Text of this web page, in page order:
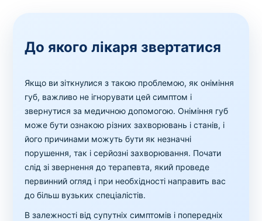
До якого лікаря звертатися
Якщо ви зіткнулися з такою проблемою, як оніміння
губ, важливо не ігнорувати цей симптом і
звернутися за медичною допомогою. Оніміння губ
може бути ознакою різних захворювань і станів, і
його причинами можуть бути як незначні
порушення, так і серйозні захворювання. Почати
слід зі звернення до терапевта, який проведе
первинний огляд і при необхідності направить вас
до більш вузьких спеціалістів.
В залежності від супутніх симптомів і попередніх